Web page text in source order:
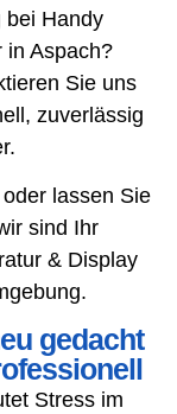
bei Handy
in Aspach?
Sie uns
zuverlässig
lassen Sie
sind Ihr
& Display
gedacht
Stress im